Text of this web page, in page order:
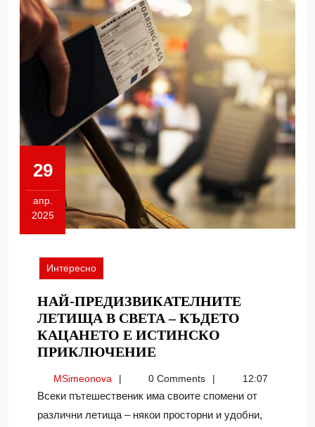
29
апр.
2025
29.04.2025
Интересно
НАЙ-ПРЕДИЗВИКАТЕЛНИТЕ
ЛЕТИЩА В СВЕТА – КЪДЕТО
КАЦАНЕТО Е ИСТИНСКО
ПРИКЛЮЧЕНИЕНАЙ-
ЛЕТИЩА
В
СВЕТА
MSimeonovaMSimeonova0 Comments 12:07
Всеки пътешественик има своите спомени от
различни летища – някои просторни и удобни,